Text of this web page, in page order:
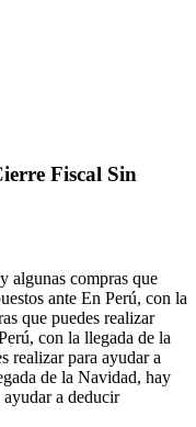
Fiscal Sin
algunas compras que
ante En Perú, con la
que puedes realizar
con la llegada de la
realizar para ayudar a
de la Navidad, hay
ayudar a deducir